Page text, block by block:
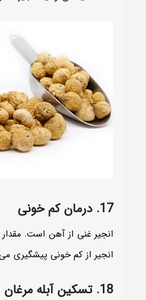
17. درمان کم خونی
انجیر غنی از آهن است.
انجیر از کم خونی پیشگیری
18. تسکین آبله مرغان